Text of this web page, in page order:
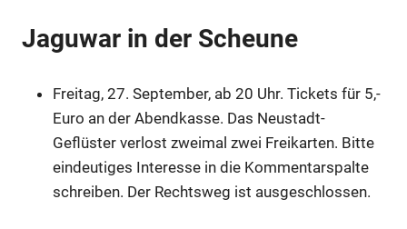
Anzeige
Anzeige
Jaguwar in der Scheune
Freitag, 27. September, ab 20 Uhr. Tickets für 5,-
Euro an der Abendkasse. Das Neustadt-
Geflüster verlost zweimal zwei Freikarten. Bitte
eindeutiges Interesse in die Kommentarspalte
schreiben. Der Rechtsweg ist ausgeschlossen.